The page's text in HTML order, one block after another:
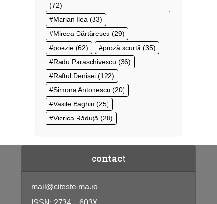
(72)
Marian Ilea (33)
Mircea Cărtărescu (29)
poezie (62) proză scurtă (35)
Radu Paraschivescu (36)
Raftul Denisei (122)
Simona Antonescu (20)
Vasile Baghiu (25)
Viorica Răduţă (28)
contact
mail@citeste-ma.ro